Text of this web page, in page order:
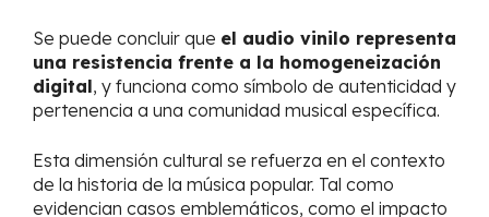
Se puede concluir que el audio vinilo representa
una resistencia frente a la homogeneización
digital, y funciona como símbolo de autenticidad y
pertenencia a una comunidad musical específica.
Esta dimensión cultural se refuerza en el contexto
de la historia de la música popular. Tal como
evidencian casos emblemáticos, como el impacto